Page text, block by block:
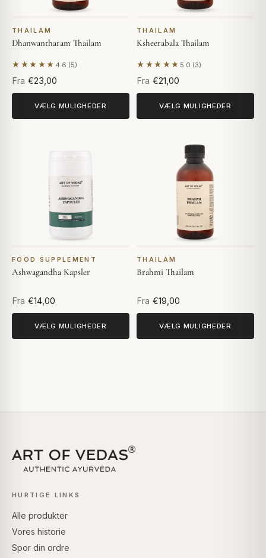
THAILAM
Dhanwantharam Thailam
★★★★★ 4.6 (5)
Baseret på 5 anmeldelser
Fra €23,00
VÆLG MULIGHEDER
THAILAM
Ksheerabala Thailam
★★★★★ 5.0 (3)
Baseret på 3 anmeldelser
Fra €21,00
VÆLG MULIGHEDER
FOOD SUPPLEMENT
Ashwagandha Kapsler
Fra €14,00
VÆLG MULIGHEDER
THAILAM
Brahmi Thailam
Fra €19,00
VÆLG MULIGHEDER
HURTIGE LINKS
Alle produkter
Vores historie
Spor din ordre